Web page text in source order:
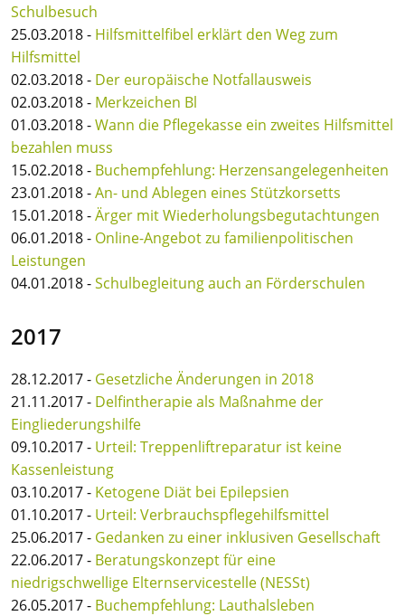
Schulbesuch
25.03.2018 - Hilfsmittelfibel erklärt den Weg zum
Hilfsmittel
02.03.2018 - Der europäische Notfallausweis
02.03.2018 - Merkzeichen Bl
01.03.2018 -Wann die Pflegekasse ein zweites Hilfsmittel
bezahlen muss
15.02.2018 - Buchempfehlung: Herzensangelegenheiten
23.01.2018 -An- und Ablegen eines Stützkorsetts
15.01.2018 -Ärger mit Wiederholungsbegutachtungen
06.01.2018 - Online-Angebot zu familienpolitischen
Leistungen
04.01.2018 -Schulbegleitung auch an Förderschulen
2017
28.12.2017 - Gesetzliche Änderungen in 2018
21.11.2017 - Delfintherapie als Maßnahme der
Eingliederungshilfe
09.10.2017 - Urteil: Treppenliftreparatur ist keine
Kassenleistung
03.10.2017 - Ketogene Diät bei Epilepsien
01.10.2017 - Urteil: Verbrauchspflegehilfsmittel
25.06.2017 - Gedanken zu einer inklusiven Gesellschaft
22.06.2017 - Beratungskonzept für eine
niedrigschwellige Elternservicestelle (NESSt)
26.05.2017 - Buchempfehlung: Lauthalsleben